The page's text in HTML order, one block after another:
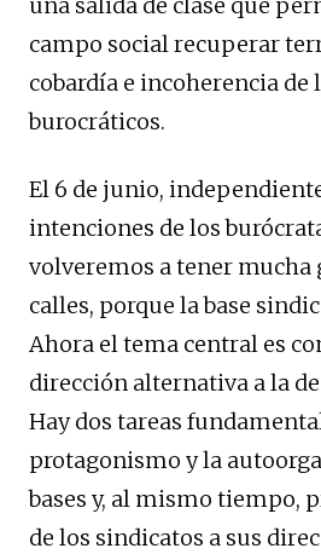
campo social recuperar
cobardía e incoherencia de
burocráticos.
El 6 de junio,
intenciones de los
volveremos a tener mucha
calles, porque la base
Ahora el tema central es
dirección alternativa a la
Hay dos tareas
protagonismo y la
bases y, al mismo tiempo,
de los sindicatos a sus